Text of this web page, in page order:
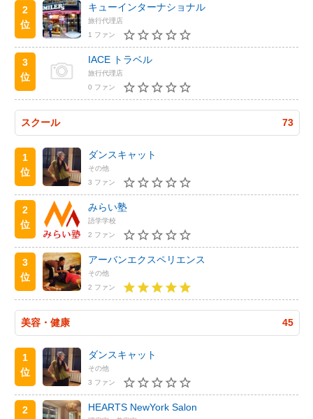
2
位
キューインターナショナル
旅行代理店
1 ファン
3
位
IACE トラベル
旅行代理店
0 ファン
スクール 73
1
位
ダンスキャット
その他
3 ファン
2
位
みらい塾
語学学校
2 ファン
3
位
アーバンエクスペリエンス
その他
2 ファン
美容・健康 45
1
位
ダンスキャット
その他
3 ファン
2
HEARTS NewYork Salon